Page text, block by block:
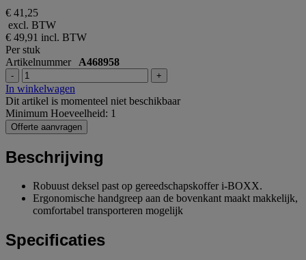
€ 41,25
excl. BTW
€ 49,91 incl. BTW
Per stuk
Artikelnummer A468958
- +
In winkelwagen
Dit artikel is momenteel niet beschikbaar
Minimum Hoeveelheid: 1
Offerte aanvragen
Beschrijving
Robuust deksel past op gereedschapskoffer i-BOXX.
Ergonomische handgreep aan de bovenkant maakt makkelijk,
comfortabel transporteren mogelijk
Specificaties